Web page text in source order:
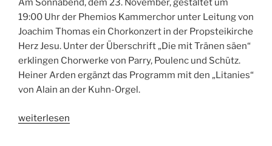
Am Sonnabend, dem 23. November, gestaltet um
19:00 Uhr der Phemios Kammerchor unter Leitung von
Joachim Thomas ein Chorkonzert in der Propsteikirche
Herz Jesu. Unter der Überschrift „Die mit Tränen säen“
erklingen Chorwerke von Parry, Poulenc und Schütz.
Heiner Arden ergänzt das Programm mit den „Litanies“
von Alain an der Kuhn-Orgel.
„Chorkonzert
weiterlesen